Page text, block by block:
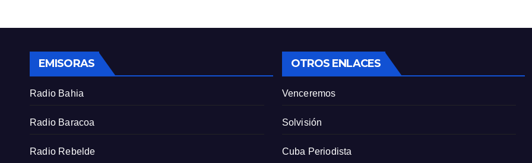
EMISORAS
Radio Bahia
Radio Baracoa
Radio Rebelde
OTROS ENLACES
Venceremos
Solvisión
Cuba Periodista